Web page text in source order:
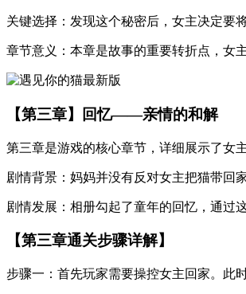
关键选择：发现这个秘密后，女主决定要
章节意义：本章是故事的重要转折点，女
【第三章】回忆——亲情的和解
第三章是游戏的核心章节，详细展示了女
剧情背景：妈妈并没有反对女主把猫带回
剧情发展：相册勾起了童年的回忆，通过
【第三章通关步骤详解】
步骤一：首先玩家需要操控女主回家。此